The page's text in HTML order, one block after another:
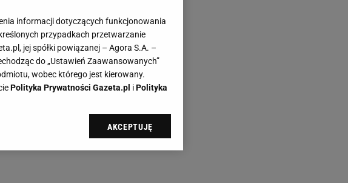
informacji dotyczących funkcjonowania
przypadkach przetwarzanie
jej spółki powiązanej – Agora S.A. –
do „Ustawień Zaawansowanych”
wobec którego jest kierowany.
Polityka Prywatności Gazeta.pl iPolityka
cookie Gazeta.pl sp. z o.o., jej
każdej chwili zmienić swoje preferencje
AKCEPTUJĘ